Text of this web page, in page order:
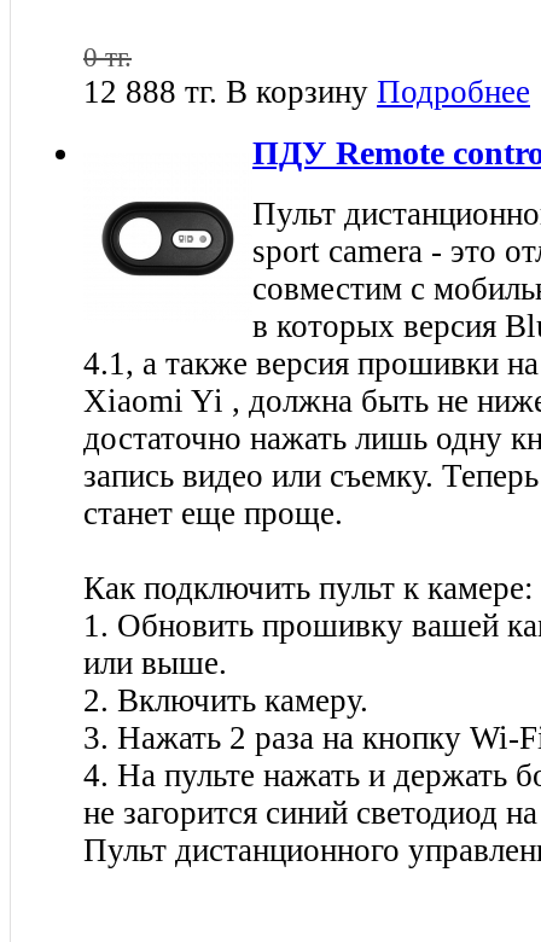
0 тг.
12 888 тг. В корзину Подробнее
ПДУ Remote
Пульт
sport camera - это
совместим с
в которых версия
4.1, а также версия прошивки
Xiaomi Yi , должна быть не
достаточно нажать лишь одну
запись видео или съемку.
станет еще проще.
Как подключить пульт к камере:
1. Обновить прошивку вашей
или выше.
2. Включить камеру.
3. Нажать 2 раза на кнопку Wi-
4. На пульте нажать и держать
не загорится синий светодиод
Пульт дистанционного